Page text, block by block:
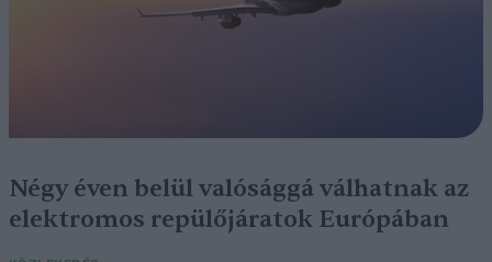
Négy éven belül valósággá válhatnak az
elektromos repülőjáratok Európában